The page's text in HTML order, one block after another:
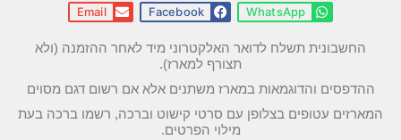
WhatsApp
Facebook
Email
החשבונית תשלח לדואר האלקטרוני מיד לאחר ההזמנה (ולא
תצורף למארז).
ההדפסים והדוגמאות במארז משתנים אלא אם רשום דגם מסוים
המארזים עטופים בצלופן עם סרטי קישוט וברכה, רשמו ברכה בעת
מילוי הפרטים.